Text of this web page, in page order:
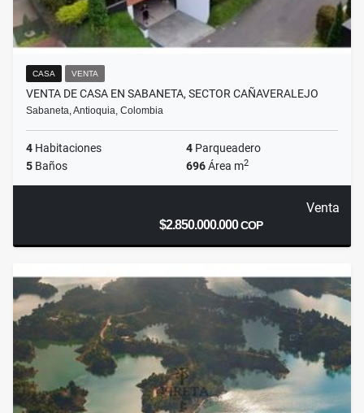
CASA VENTA
VENTA DE CASA EN SABANETA, SECTOR CAÑAVERALEJO
Sabaneta, Antioquia, Colombia
4 Habitaciones 4 Parqueadero
5 Baños 696Área m2
Venta
$2.850.000.000COP